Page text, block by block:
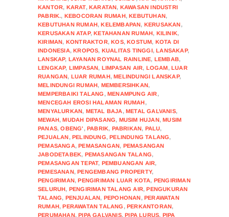
KANTOR, KARAT,KARATAN, KAWASAN INDUSTRI
PABRIK., KEBOCORAN RUMAH,KEBUTUHAN,
KEBUTUHAN RUMAH,KELEMBAPAN, KERUSAKAN,
KERUSAKAN ATAP,KETAHANAN RUMAH, KILINIK,
KIRIMAN, KONTRAKTOR,KOS,KOSTUM, KOTA DI
INDONESIA,KROPOS, KUALITAS TINGGI,LANSAKAP,
LANSKAP, LAYANAN ROYNAL RAINLINE, LEMBAB,
LENGKAP, LIMPASAN, LIMPASAN AIR, LOGAM,LUAR
RUANGAN, LUAR RUMAH,MELINDUNGI LANSKAP,
MELINDUNGI RUMAH, MEMBERSIHKAN,
MEMPERBAIKI TALANG ,MENAMPUNG AIR,
MENCEGAH EROSI HALAMAN RUMAH,
MENYALURKAN, METAL BAJA,METAL GALVANIS,
MEWAH,MUDAH DIPASANG, MUSIM HUJAN,MUSIM
PANAS,OBENG' ,PABRIK, PABRIKAN, PALU,
PEJUALAN,PELINDUNG,PELINDUNG TALANG,
PEMASANGA,PEMASANGAN, PEMASANGAN
JABODETABEK, PEMASANGAN TALANG,
PEMASANGAN TEPAT, PEMBUANGAN AIR,
PEMESANAN,PENGEMBANG PROPERTY,
PENGIRIMAN,PENGIRIMAN LUAR KOTA, PENGIRIMAN
SELURUH, PENGIRIMAN TALANG AIR,PENGUKURAN
TALANG, PENJUALAN, PEPOHONAN,PERAWATAN
RUMAH,PERAWATAN TALANG ,PERKANTORAN,
PERUMAHAN,PIPA GALVANIS,PIPA LURUS, PIPA